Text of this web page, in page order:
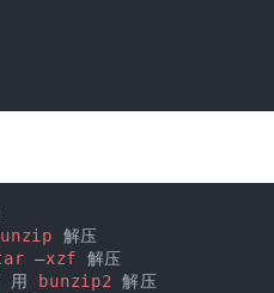
解压
–xzf 解压
用 bunzip2 解压